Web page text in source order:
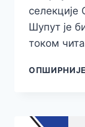
селекције
Шупут је
током
ОПШИРНИЈЕ